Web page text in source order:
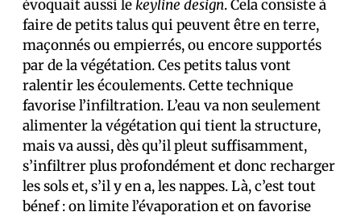
évoquait aussi lekeyline design. Cela consiste à
faire de petits talus qui peuvent être en terre,
maçonnés ou empierrés, ou encore supportés
par de la végétation. Ces petits talus vont
ralentir les écoulements. Cette technique
favorise l’infiltration. L’eau va non seulement
alimenter la végétation qui tient la structure,
mais va aussi, dès qu’il pleut suffisamment,
s’infiltrer plus profondément et donc recharger
les sols et, s’il y en a, les nappes. Là, c’est tout
bénef : on limite l’évaporation et on favorise